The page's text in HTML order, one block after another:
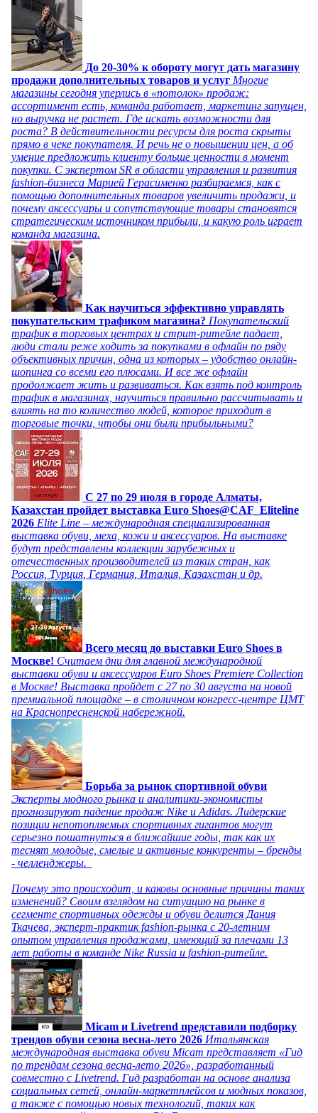
До 20-30% к обороту могут дать магазину
продажи дополнительных товаров и услуг Многие
магазины сегодня уперлись в «потолок» продаж:
ассортимент есть, команда работает, маркетинг запущен,
но выручка не растет. Где искать возможности для
роста? В действительности ресурсы для роста скрыты
прямо в чеке покупателя. И речь не о повышении цен, а об
умение предложить клиенту больше ценности в момент
покупки. С экспертом SR в области управления и развития
fashion-бизнеса Марией Герасименко разбираемся, как с
помощью дополнительных товаров увеличить продажи, и
почему аксессуары и сопутствующие товары становятся
стратегическим источником прибыли, и какую роль играет
команда магазина.
Как научиться эффективно управлять
покупательским трафиком магазина? Покупательский
трафик в торговых центрах и стрит-ритейле падает,
люди стали реже ходить за покупками в офлайн по ряду
объективных причин, одна из которых – удобство онлайн-
шопинга со всеми его плюсами. И все же офлайн
продолжает жить и развиваться. Как взять под контроль
трафик в магазинах, научиться правильно рассчитывать и
влиять на то количество людей, которое приходит в
торговые точки, чтобы они были прибыльными?
C 27 по 29 июля в городе Алматы,
Казахстан пройдет выставка Euro Shoes@CAF_Eliteline
2026 Elite Line – международная специализированная
выставка обуви, меха, кожи и аксессуаров. На выставке
будут представлены коллекции зарубежных и
отечественных производителей из таких стран, как
Россия, Турция, Германия, Италия, Казахстан и др.
Всего месяц до выставки Euro Shoes в
Москве! Считаем дни для главной международной
выставки обуви и аксессуаров Euro Shoes Premiere Collection
в Москве! Выставка пройдет с 27 по 30 августа на новой
премиальной площадке – в столичном конгресс-центре ЦМТ
на Краснопресненской набережной.
Борьба за рынок спортивной обуви
Эксперты модного рынка и аналитики-экономисты
прогнозируют падение продаж Nike и Adidas. Лидерские
позиции непотопляемых спортивных гигантов могут
серьезно пошатнуться в ближайшие годы, так как их
теснят молодые, смелые и активные конкуренты – бренды
- челленджеры.
Почему это происходит, и каковы основные причины таких
изменений? Своим взглядом на ситуацию на рынке в
сегменте спортивных одежды и обуви делится Дания
Ткачева, эксперт-практик fashion-рынка с 20-летним
опытом управления продажами, имеющий за плечами 13
лет работы в команде Nike Russia и fashion-ритейле.
Micam и Livetrend представили подборку
трендов обуви сезона весна-лето 2026 Итальянская
международная выставка обуви Micam представляет «Гид
по трендам сезона весна-лето 2026», разработанный
совместно с Livetrend. Гид разработан на основе анализа
социальных сетей, онлайн-маркетплейсов и модных показов,
а также с помощью новых технологий, таких как